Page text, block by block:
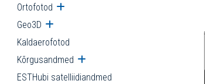
Ortofotod Ava alammenüü
Geo3D Ava alammenüü
Kaldaerofotod
Kõrgusandmed Ava alammenüü
ESTHubi satelliidiandmed